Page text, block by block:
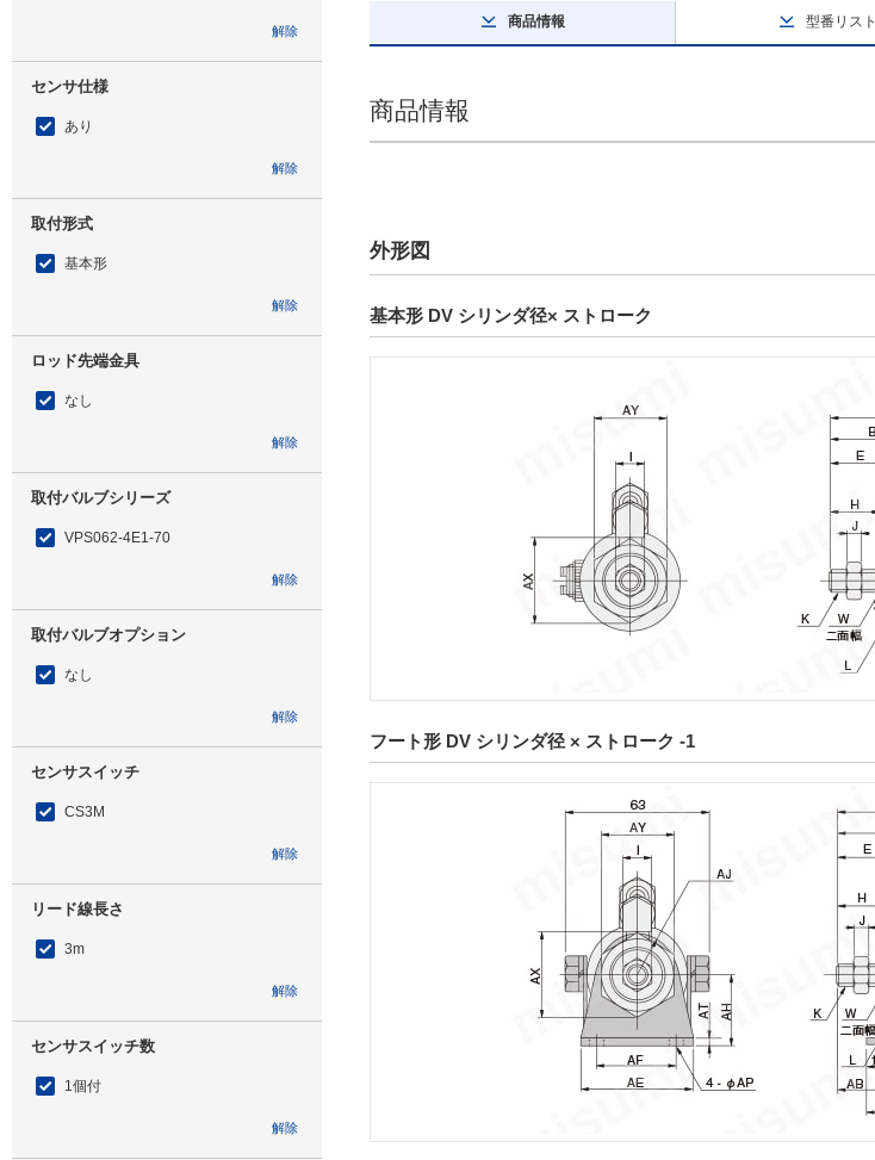
解除
センサ仕様
あり
解除
取付形式
基本形
解除
ロッド先端金具
なし
解除
取付バルブシリーズ
VPS062-4E1-70
解除
取付バルブオプション
なし
解除
センサスイッチ
CS3M
解除
リード線長さ
3m
解除
センサスイッチ数
1個付
解除
商品情報 型番リスト
商品情報
外形図
基本形 DV シリンダ径× ストローク
フート形 DV シリンダ径 × ストローク -1